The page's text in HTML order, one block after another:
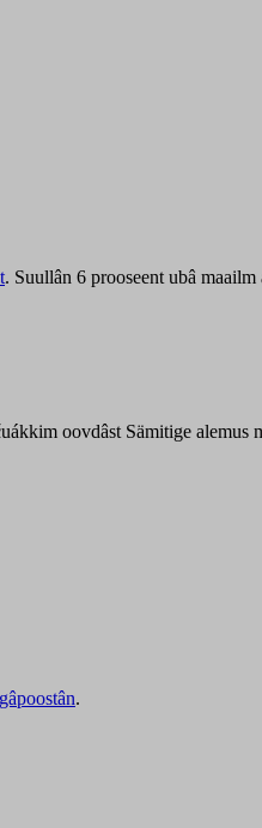
. Suullân 6 prooseent ubâ
oovdâst Sämitige alemus
.